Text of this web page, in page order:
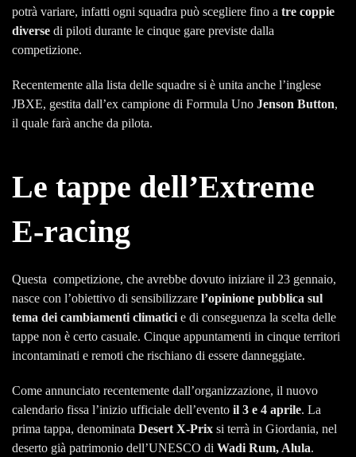
potrà variare, infatti ogni squadra può scegliere fino a tre coppie
diverse di piloti durante le cinque gare previste dalla
competizione.
Recentemente alla lista delle squadre si è unita anche l’inglese
JBXE, gestita dall’ex campione di Formula Uno Jenson Button,
il quale farà anche da pilota.
Le tappe dell’Extreme
E-racing
Questa competizione, che avrebbe dovuto iniziare il 23 gennaio,
nasce con l’obiettivo di sensibilizzare l’opinione pubblica sul
tema dei cambiamenti climatici e di conseguenza la scelta delle
tappe non è certo casuale. Cinque appuntamenti in cinque territori
incontaminati e remoti che rischiano di essere danneggiate.
Come annunciato recentemente dall’organizzazione, il nuovo
calendario fissa l’inizio ufficiale dell’evento il 3 e 4 aprile. La
prima tappa, denominata Desert X-Prix si terrà in Giordania, nel
deserto già patrimonio dell’UNESCO di Wadi Rum, Alula.